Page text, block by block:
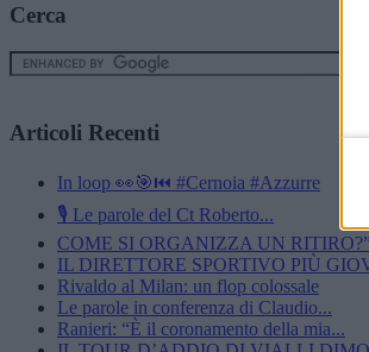
Cerca
Articoli Recenti
In loop 👀🎯⏮️ #Cernoia #Azzurre
🎙️ Le parole del Ct Roberto...
COME SI ORGANIZZA UN
IL DIRETTORE SPORTIVO PIÙ
Rivaldo al Milan: un flop colossale
Le parole in conferenza di Claudio...
Ranieri: “È il coronamento della mia...